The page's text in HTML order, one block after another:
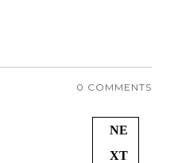
0 COMMENTS
NE
XT